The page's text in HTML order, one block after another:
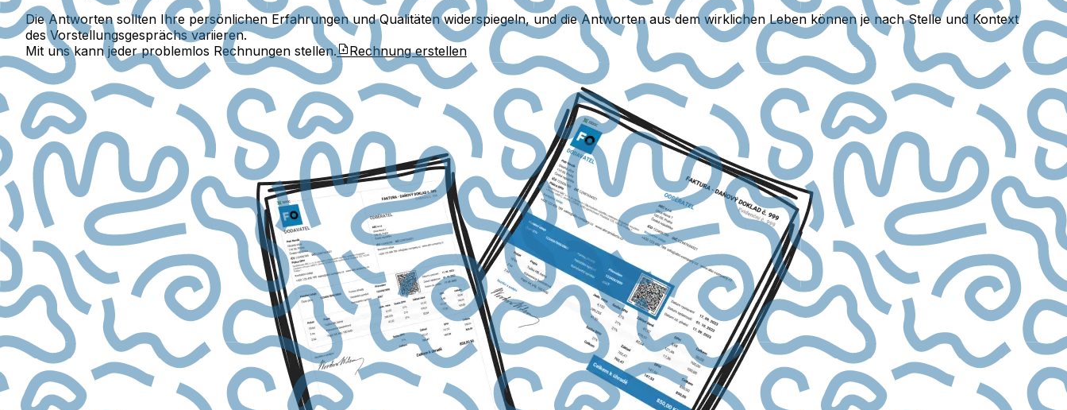
Die Antworten sollten Ihre persönlichen Erfahrungen und Qualitäten widerspiegeln, und die Antworten aus dem wirklichen Leben können je nach Stelle und Kontext
des Vorstellungsgesprächs variieren.
Mit uns kann jeder problemlos Rechnungen stellen.
Rechnung erstellen